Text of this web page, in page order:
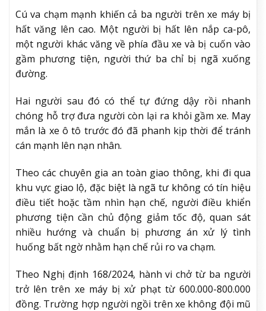
Cú va chạm mạnh khiến cả ba người trên xe máy bị
hất văng lên cao. Một người bị hất lên nắp ca-pô,
một người khác văng về phía đầu xe và bị cuốn vào
gầm phương tiện, người thứ ba chỉ bị ngã xuống
đường.
Hai người sau đó có thể tự đứng dậy rồi nhanh
chóng hỗ trợ đưa người còn lại ra khỏi gầm xe. May
mắn là xe ô tô trước đó đã phanh kịp thời để tránh
cán mạnh lên nạn nhân.
Theo các chuyên gia an toàn giao thông, khi đi qua
khu vực giao lộ, đặc biệt là ngã tư không có tín hiệu
điều tiết hoặc tầm nhìn hạn chế, người điều khiển
phương tiện cần chủ động giảm tốc độ, quan sát
nhiều hướng và chuẩn bị phương án xử lý tình
huống bất ngờ nhằm hạn chế rủi ro va chạm.
Theo Nghị định 168/2024, hành vi chở từ ba người
trở lên trên xe máy bị xử phạt từ 600.000-800.000
đồng. Trường hợp người ngồi trên xe không đội mũ